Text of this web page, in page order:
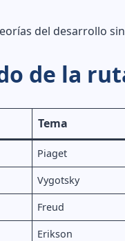
del desarrollo
de la
Tema
Piaget
Vygotsky
Freud
Erikson